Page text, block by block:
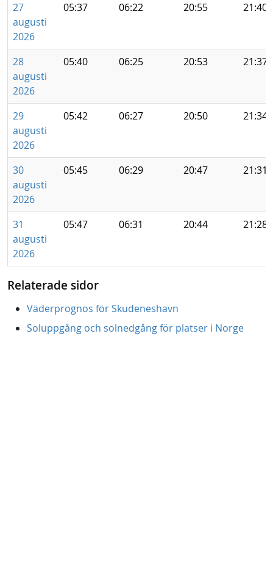
27
augusti
2026
05:37 06:22 20:55 21:40
28
augusti
2026
05:40 06:25 20:53 21:37
29
augusti
2026
05:42 06:27 20:50 21:34
30
augusti
2026
05:45 06:29 20:47 21:31
31
augusti
2026
05:47 06:31 20:44 21:28
Relaterade sidor
Väderprognos för Skudeneshavn
Soluppgång och solnedgång för platser i Norge